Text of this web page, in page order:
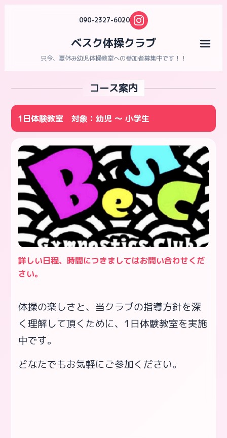
090-2327-6020
ベスク体操クラブ
只今、夏休み幼児体操教室への参加者募集中です！！
コース案内
1日体験教室 対象：幼児 ～ 小学生
詳しい日程、時間につきましてはお問い合わせくだ
さい。
体操の楽しさと、当クラブの指導方針を深
く理解して頂くために、1日体験教室を実施
中です。
どなたでもお気軽にご参加ください。